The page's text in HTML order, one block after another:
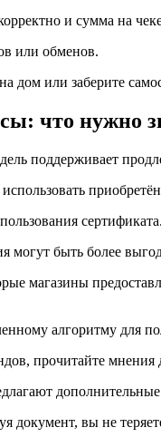
и сумма на
или обменов.
дом или заберите
что нужно
поддерживает
быть более
магазины
алгоритму для
прочитайте
документ, вы не